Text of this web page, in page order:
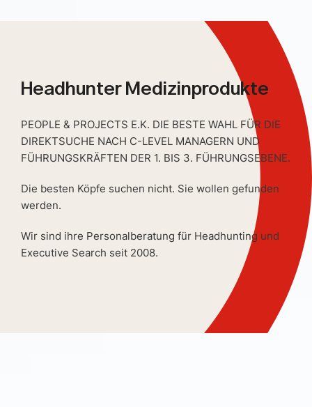
Headhunter Medizinprodukte
PEOPLE & PROJECTS E.K. DIE BESTE WAHL FÜR DIE
DIREKTSUCHE NACH C-LEVEL MANAGERN UND
FÜHRUNGSKRÄFTEN DER 1. BIS 3. FÜHRUNGSEBENE.
Die besten Köpfe suchen nicht. Sie wollen gefunden
werden.
Wir sind ihre Personalberatung für Headhunting und
Executive Search seit 2008.